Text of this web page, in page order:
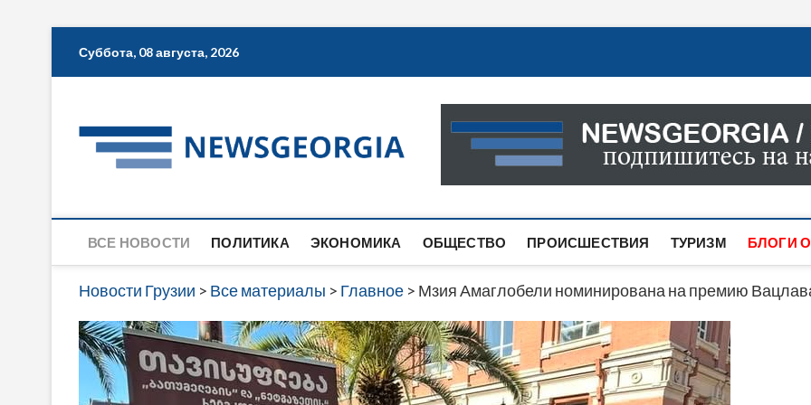
Суббота, 08 августа, 2026
Новости Грузии
САМАЯ АКТУАЛЬНАЯ ИНФОРМАЦИЯ О СОБЫТИЯХ
САЙТЕ ВЫ НАЙДЕТЕ НОВОСТИ ПОЛИТИКИ,
ВСЕ НОВОСТИ ПОЛИТИКА ЭКОНОМИКА ОБЩЕСТВО ПРОИСШЕСТВИЯ ТУРИЗМ БЛОГИ
Новости Грузии > Все материалы > Главное > Мзия Амаглобели номинирована на премию